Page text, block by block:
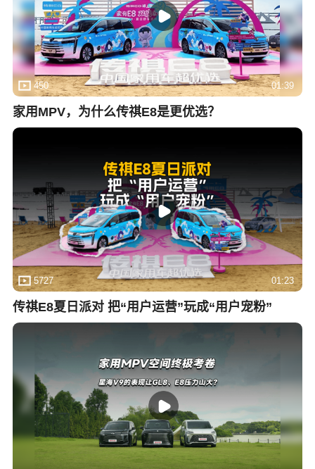
450 01:39
家用MPV，为什么传祺E8是更优选？
5727 01:23
传祺E8夏日派对 把“用户运营”玩成“用户宠粉”